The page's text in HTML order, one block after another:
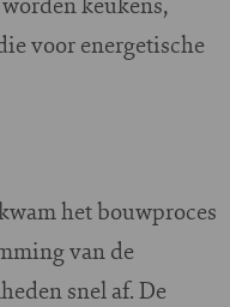
voor energetische
het bouwproces
van de
snel af. De